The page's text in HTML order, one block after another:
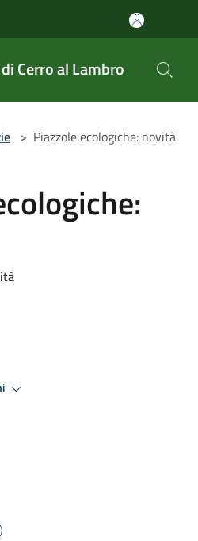
Cerro al Lambro
> Piazzole ecologiche: novità